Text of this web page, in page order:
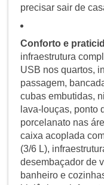
precisar sair de
Conforto e
infraestrutura
USB nos quartos,
passagem,
cubas embutidas,
lava-louças, ponto
porcelanato nas
caixa acoplada
(3/6 L),
desembaçador de
banheiro e